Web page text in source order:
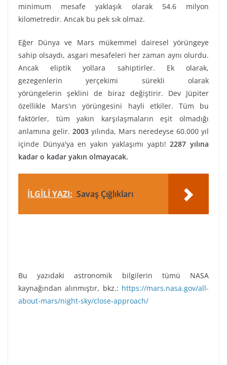
minimum mesafe yaklaşık olarak 54.6 milyon
kilometredir. Ancak bu pek sık olmaz.
Eğer Dünya ve Mars mükemmel dairesel yörüngeye
sahip olsaydı, asgari mesafeleri her zaman aynı olurdu.
Ancak eliptik yollara sahiptirler. Ek olarak,
gezegenlerin yerçekimi sürekli olarak
yörüngelerin şeklini de biraz değiştirir. Dev Jüpiter
özellikle Mars'ın yörüngesini hayli etkiler. Tüm bu
faktörler, tüm yakın karşılaşmaların eşit olmadığı
anlamına gelir. 2003 yılında, Mars neredeyse 60.000 yıl
içinde Dünya'ya en yakın yaklaşımı yaptı! 2287 yılına
kadar o kadar yakın olmayacak.
İLGİLİ YAZI: Savaş Çığlıkları
Bu yazıdaki astronomik bilgilerin tümü NASA
kaynağından alınmıştır, bkz.: https://mars.nasa.gov/all-
about-mars/night-sky/close-approach/